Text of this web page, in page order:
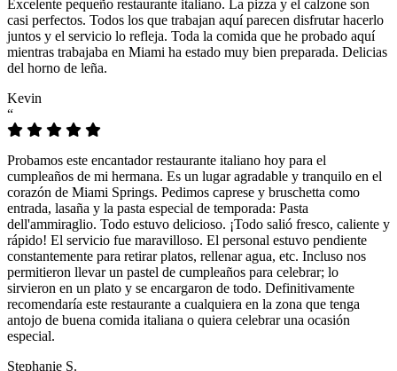
Excelente pequeño restaurante italiano. La pizza y el calzone son
casi perfectos. Todos los que trabajan aquí parecen disfrutar hacerlo
juntos y el servicio lo refleja. Toda la comida que he probado aquí
mientras trabajaba en Miami ha estado muy bien preparada. Delicias
del horno de leña.
Kevin
“
Probamos este encantador restaurante italiano hoy para el
cumpleaños de mi hermana. Es un lugar agradable y tranquilo en el
corazón de Miami Springs. Pedimos caprese y bruschetta como
entrada, lasaña y la pasta especial de temporada: Pasta
dell'ammiraglio. Todo estuvo delicioso. ¡Todo salió fresco, caliente y
rápido! El servicio fue maravilloso. El personal estuvo pendiente
constantemente para retirar platos, rellenar agua, etc. Incluso nos
permitieron llevar un pastel de cumpleaños para celebrar; lo
sirvieron en un plato y se encargaron de todo. Definitivamente
recomendaría este restaurante a cualquiera en la zona que tenga
antojo de buena comida italiana o quiera celebrar una ocasión
especial.
Stephanie S.